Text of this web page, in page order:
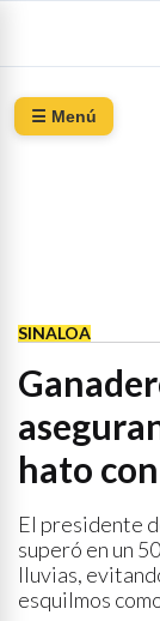
☰ Menú
SINALOA
hato
El presidente
superó en un
lluvias,
esquilmos